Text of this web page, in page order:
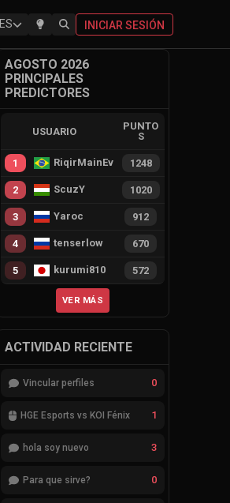
ES INICIAR SESIÓN
AGOSTO 2026
PRINCIPALES
PREDICTORES
USUARIO
PUNTO
S
1 RiqirMainEvie 1248
2 ScuzY 1020
3 Yaroc 912
4 tenserlow 670
5 kurumi810 572
VER MÁS
ACTIVIDAD RECIENTE
Vincular perfiles 0
HGE Esports vs KOI Fénix 1
hola soy nuevo 3
Para que sirve? 0